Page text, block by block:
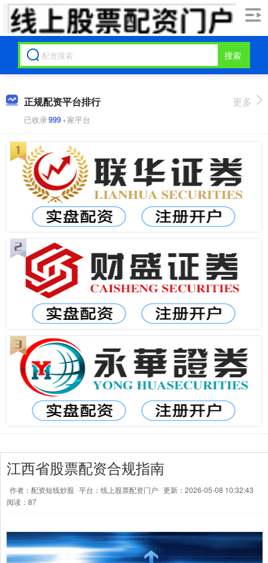
搜索
正规配资平台排行
已收录999+家平台
更多
江西省股票配资合规指南
作者：配资短线炒股 平台：线上股票配资门户 更新：2026-05-08 10:32:43
阅读：87